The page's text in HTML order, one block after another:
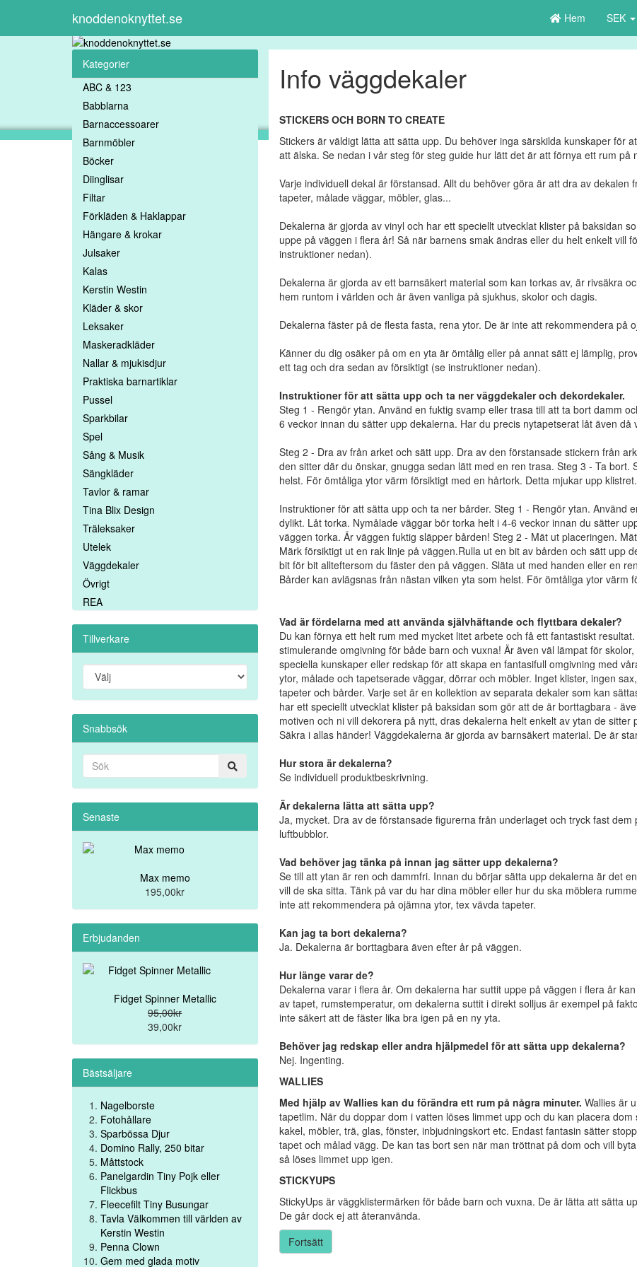
knoddenoknyttet.se Hem SEK
Info väggdekaler
STICKERS OCH BORN TO CREATE
Stickers är väldigt lätta att sätta upp. Du behöver inga särskilda kunskaper för
att älska. Se nedan i vår steg för steg guide hur lätt det är att förnya ett rum på
Varje individuell dekal är förstansad. Allt du behöver göra är att dra av
tapeter, målade väggar, möbler, glas...
Dekalerna är gjorda av vinyl och har ett speciellt utvecklat klister på baksidan
uppe på väggen i flera år! Så när barnens smak ändras eller du helt enkelt vill
instruktioner nedan).
Dekalerna är gjorda av ett barnsäkert material som kan torkas av, är rivsäkra
hem runtom i världen och är även vanliga på sjukhus, skolor och dagis.
Dekalerna fäster på de flesta fasta, rena ytor. De är inte att rekommendera på
Känner du dig osäker på om en yta är ömtålig eller på annat sätt ej lämplig,
ett tag och dra sedan av försiktigt (se instruktioner nedan).
Instruktioner för att sätta upp och ta ner väggdekaler och dekordekaler.
Steg 1 - Rengör ytan. Använd en fuktig svamp eller trasa till att ta bort damm
6 veckor innan du sätter upp dekalerna. Har du precis nytapetserat låt även
Steg 2 - Dra av från arket och sätt upp. Dra av den förstansade stickern från
den sitter där du önskar, gnugga sedan lätt med en ren trasa. Steg 3 - Ta bort.
helst. För ömtåliga ytor värm försiktigt med en hårtork. Detta mjukar upp klistret.
Instruktioner för att sätta upp och ta ner bårder. Steg 1 - Rengör ytan. Använd
dylikt. Låt torka. Nymålade väggar bör torka helt i 4-6 veckor innan du sätter
väggen torka. Är väggen fuktig släpper bården! Steg 2 - Mät ut placeringen.
Märk försiktigt ut en rak linje på väggen.Rulla ut en bit av bården och sätt upp
bit för bit allteftersom du fäster den på väggen. Släta ut med handen eller en
Bårder kan avlägsnas från nästan vilken yta som helst. För ömtåliga ytor värm
Vad är fördelarna med att använda självhäftande och flyttbara dekaler?
Du kan förnya ett helt rum med mycket litet arbete och få ett fantastiskt
stimulerande omgivning för både barn och vuxna! Är även väl lämpat för
speciella kunskaper eller redskap för att skapa en fantasifull omgivning med
ytor, målade och tapetserade väggar, dörrar och möbler. Inget klister, ingen
tapeter och bårder. Varje set är en kollektion av separata dekaler som kan
har ett speciellt utvecklat klister på baksidan som gör att de är borttagbara -
motiven och ni vill dekorera på nytt, dras dekalerna helt enkelt av ytan de
Säkra i allas händer! Väggdekalerna är gjorda av barnsäkert material. De är
Hur stora är dekalerna?
Se individuell produktbeskrivning.
Är dekalerna lätta att sätta upp?
Ja, mycket. Dra av de förstansade figurerna från underlaget och tryck fast
luftbubblor.
Vad behöver jag tänka på innan jag sätter upp dekalerna?
Se till att ytan är ren och dammfri. Innan du börjar sätta upp dekalerna är det
vill de ska sitta. Tänk på var du har dina möbler eller hur du ska möblera
inte att rekommendera på ojämna ytor, tex vävda tapeter.
Kan jag ta bort dekalerna?
Ja. Dekalerna är borttagbara även efter år på väggen.
Hur länge varar de?
Dekalerna varar i flera år. Om dekalerna har suttit uppe på väggen i flera år
av tapet, rumstemperatur, om dekalerna suttit i direkt solljus är exempel på
inte säkert att de fäster lika bra igen på en ny yta.
Behöver jag redskap eller andra hjälpmedel för att sätta upp dekalerna?
Nej. Ingenting.
WALLIES
Med hjälp av Wallies kan du förändra ett rum på några minuter. Wallies är
tapetlim. När du doppar dom i vatten löses limmet upp och du kan placera
kakel, möbler, trä, glas, fönster, inbjudningskort etc. Endast fantasin sätter
tapet och målad vägg. De kan tas bort sen när man tröttnat på dom och vill
så löses limmet upp igen.
STICKYUPS
StickyUps är väggklistermärken för både barn och vuxna. De är lätta att sätta
De går dock ej att återanvända.
Fortsätt
Kategorier
ABC & 123
Babblarna
Barnaccessoarer
Barnmöbler
Böcker
Diinglisar
Filtar
Förkläden & Haklappar
Hängare & krokar
Julsaker
Kalas
Kerstin Westin
Kläder & skor
Leksaker
Maskeradkläder
Nallar & mjukisdjur
Praktiska barnartiklar
Pussel
Sparkbilar
Spel
Sång & Musik
Sängkläder
Tavlor & ramar
Tina Blix Design
Träleksaker
Utelek
Väggdekaler
Övrigt
REA
Tillverkare
Snabbsök
Senaste
Max memo
195,00kr
Erbjudanden
Fidget Spinner Metallic
95,00kr
39,00kr
Bästsäljare
Nagelborste
Fotohållare
Sparbössa Djur
Domino Rally, 250 bitar
Måttstock
Panelgardin Tiny Pojk eller
Flickbus
Fleecefilt Tiny Busungar
Tavla Välkommen till världen av
Kerstin Westin
Penna Clown
Gem med glada motiv